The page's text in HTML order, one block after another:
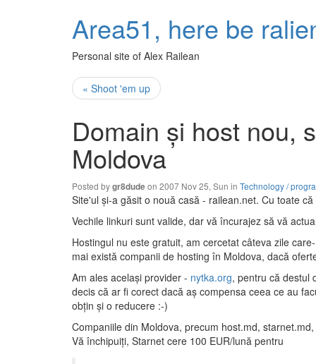
Area51, here be
Personal site of Alex Railean
« Shoot 'em up
Domain şi host nou,
Moldova
Posted bygr8dudeon 2007 Nov 25, Sun in Technology /
Site'ul şi-a găsit o nouă casă - railean.net. Cu toate
Vechile linkuri sunt valide, dar vă încurajez să vă
Hostingul nu este gratuit, am cercetat câteva zile
mai există companii de hosting în Moldova, dacă
Am ales acelaşi provider - nytka.org, pentru că destul
decis că ar fi corect dacă aş compensa ceea ce au
obţin şi o reducere :-)
Companiile din Moldova, precum host.md,
Vă închipuiţi, Starnet cere 100 EUR/lună pentru